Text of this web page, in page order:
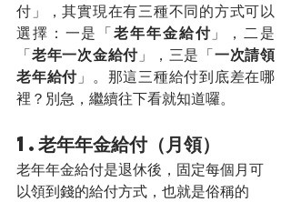
付」，其實現在有三種不同的方式可以
選擇：一是「老年年金給付 」，二是
「 老年一次金給付 」，三是「 一次請領
老年給付 」。那這三種給付到底差在哪
裡？別急，繼續往下看就知道囉。
1.老年年金給付（月領）
老年年金給付是退休後，固定每個月可
以領到錢的給付方式，也就是俗稱的